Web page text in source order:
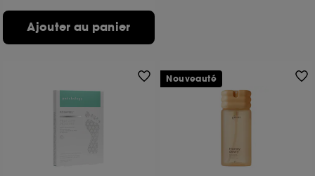
Ajouter au panier
Nouveauté